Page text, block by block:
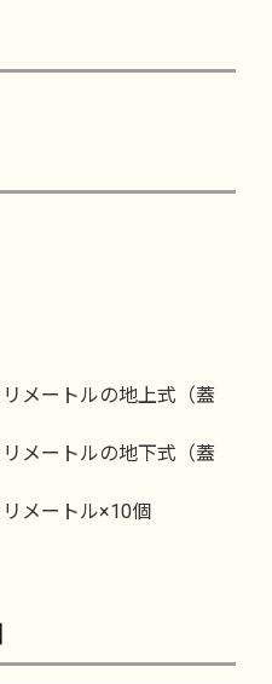
メートルの地上式（蓋
メートルの地下式（蓋
メートル×10個